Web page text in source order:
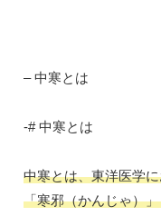
– 中寒とは
-# 中寒とは
中寒とは、東洋医学
「寒邪（かんじゃ）